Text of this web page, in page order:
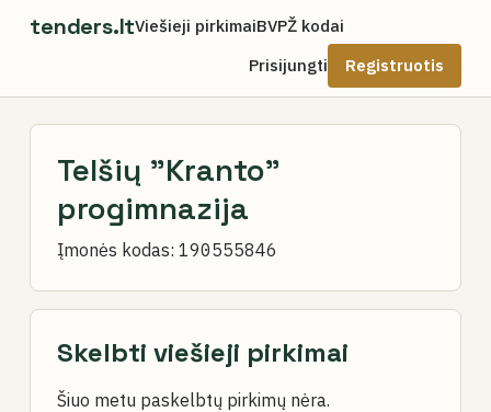
tenders.ltViešieji pirkimaiBVPŽ kodai
Prisijungti
Registruotis
Telšių "Kranto"
progimnazija
Įmonės kodas:190555846
Skelbti viešieji pirkimai
Šiuo metu paskelbtų pirkimų nėra.